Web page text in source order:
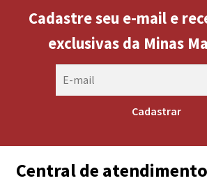
Cadastre seu e-mail e
exclusivas da Minas
Central de atendimento